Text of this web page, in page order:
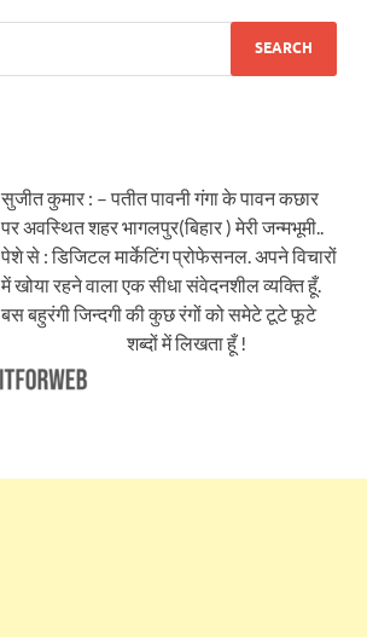
सुजीत कुमार : – पतीत पावनी गंगा के पावन कछार
पर अवस्थित शहर भागलपुर(बिहार ) मेरी जन्मभूमी..
पेशे से : डिजिटल मार्केटिंग प्रोफेसनल. अपने विचारों
में खोया रहने वाला एक सीधा संवेदनशील व्यक्ति हूँ.
बस बहुरंगी जिन्दगी की कुछ रंगों को समेटे टूटे फूटे
शब्दों में लिखता हूँ !